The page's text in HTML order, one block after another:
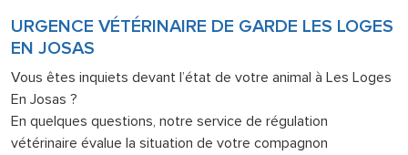
URGENCE VÉTÉRINAIRE DE GARDE LES LOGES
EN JOSAS
Vous êtes inquiets devant l’état de votre animal à Les Loges
En Josas ?
En quelques questions, notre service de régulation
vétérinaire évalue la situation de votre compagnon